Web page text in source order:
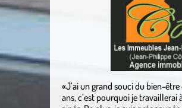
«J’ai un grand souci du bien-
ans, c’est pourquoi je